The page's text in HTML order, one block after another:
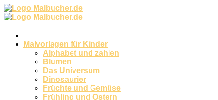
Zum
Inhalt
Malvorlagen für Kinder
Alphabet und zahlen
Blumen
Das Universum
Dinosaurier
Früchte und Gemüse
Frühling und Ostern